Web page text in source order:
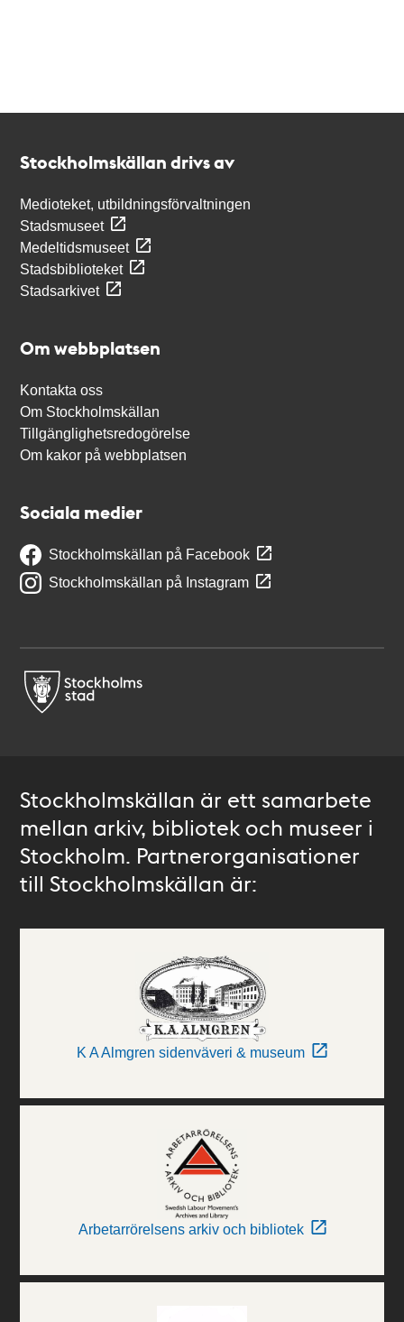
Stockholmskällan drivs av
Medioteket, utbildningsförvaltningen
Stadsmuseet
Medeltidsmuseet
Stadsbiblioteket
Stadsarkivet
Om webbplatsen
Kontakta oss
Om Stockholmskällan
Tillgänglighetsredogörelse
Om kakor på webbplatsen
Sociala medier
Stockholmskällan på Facebook
Stockholmskällan på Instagram
Stockholmskällan är ett samarbete
mellan arkiv, bibliotek och museer i
Stockholm. Partnerorganisationer
till Stockholmskällan är:
K A Almgren sidenväveri & museum
Arbetarrörelsens arkiv och bibliotek